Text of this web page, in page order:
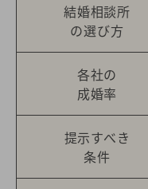
結婚相談所
の選び方
各社の
成婚率
提示すべき
条件